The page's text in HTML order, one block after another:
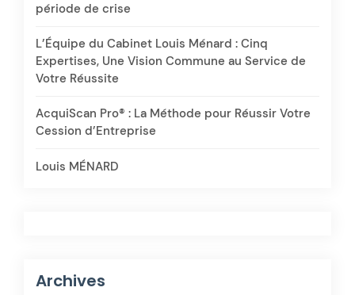
période de crise
L’Équipe du Cabinet Louis Ménard : Cinq
Expertises, Une Vision Commune au Service de
Votre Réussite
AcquiScan Pro® : La Méthode pour Réussir Votre
Cession d’Entreprise
Louis MÉNARD
Archives